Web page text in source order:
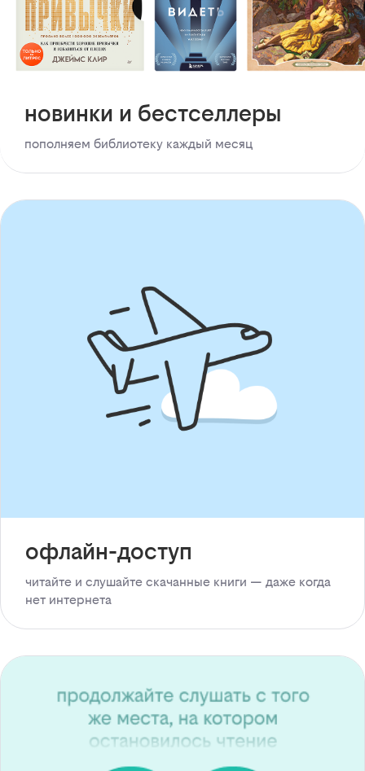
новинки и бестселлеры
пополняем библиотеку каждый месяц
офлайн-доступ
читайте и слушайте скачанные книги — даже когда
нет интернета